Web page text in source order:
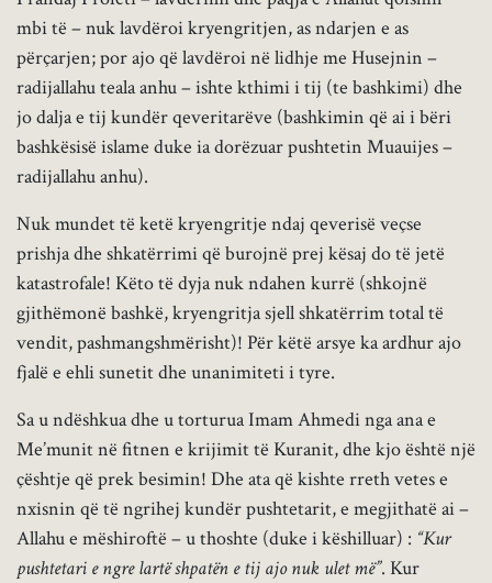
mbi të – nuk lavdëroi kryengritjen, as ndarjen e as
përçarjen; por ajo që lavdëroi në lidhje me Husejnin –
radijallahu teala anhu – ishte kthimi i tij (te bashkimi) dhe
jo dalja e tij kundër qeveritarëve (bashkimin që ai i bëri
bashkësisë islame duke ia dorëzuar pushtetin Muauijes –
radijallahu anhu).
Nuk mundet të ketë kryengritje ndaj qeverisë veçse
prishja dhe shkatërrimi që burojnë prej kësaj do të jetë
katastrofale! Këto të dyja nuk ndahen kurrë (shkojnë
gjithëmonë bashkë, kryengritja sjell shkatërrim total të
vendit, pashmangshmërisht)! Për këtë arsye ka ardhur ajo
fjalë e ehli sunetit dhe unanimiteti i tyre.
Sa u ndëshkua dhe u torturua Imam Ahmedi nga ana e
Me’munit në fitnen e krijimit të Kuranit, dhe kjo është një
çështje që prek besimin! Dhe ata që kishte rreth vetes e
nxisnin që të ngrihej kundër pushtetarit, e megjithatë ai –
Allahu e mëshiroftë – u thoshte (duke i këshilluar) : “Kur
pushtetari e ngre lartë shpatën e tij ajo nuk ulet më”. Kur